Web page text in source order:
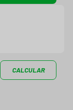
CALCULAR